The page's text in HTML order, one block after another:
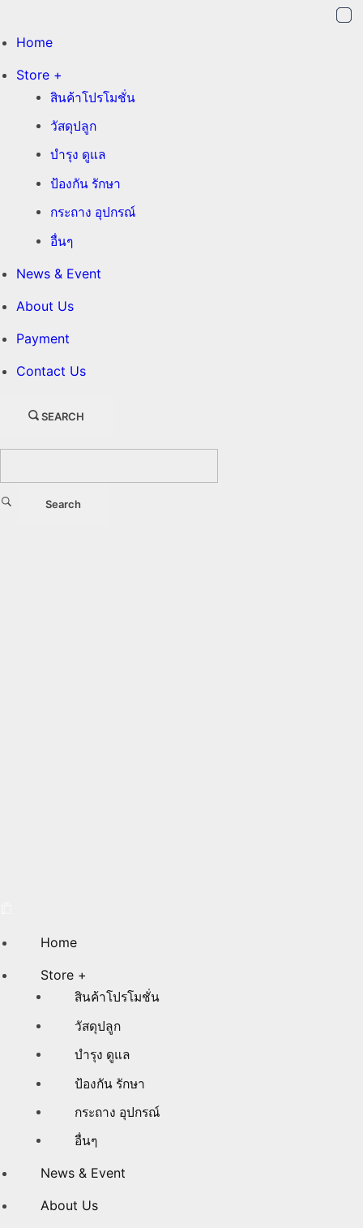
Home
Store +
สินค้าโปรโมชั่น
วัสดุปลูก
บำรุง ดูแล
ป้องกัน รักษา
กระถาง อุปกรณ์
อื่นๆ
News & Event
About Us
Payment
Contact Us
SEARCH
Home
Store +
สินค้าโปรโมชั่น
วัสดุปลูก
บำรุง ดูแล
ป้องกัน รักษา
กระถาง อุปกรณ์
อื่นๆ
News & Event
About Us